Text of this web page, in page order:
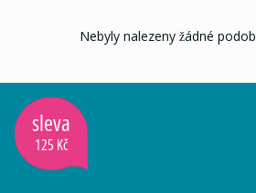
Nebyly nalezeny žádné
sleva
125 Kč